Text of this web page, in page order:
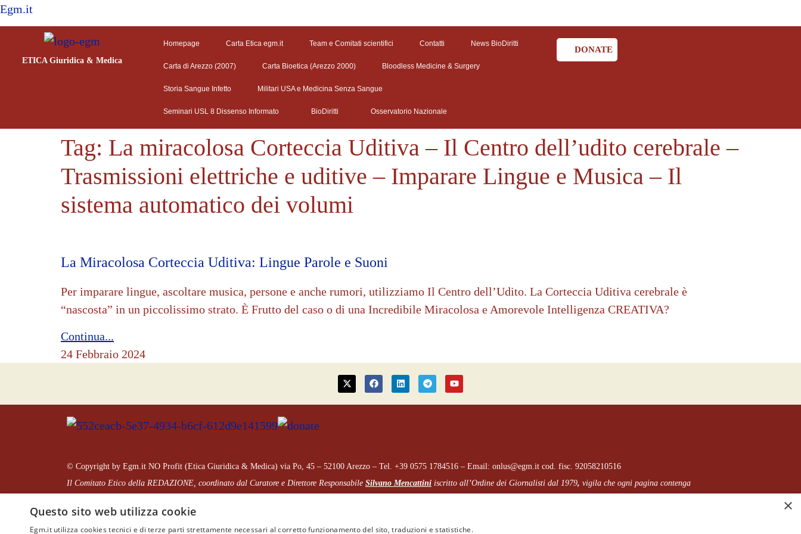
Egm.it
ETICA Giuridica & Medica
Homepage Carta Etica egm.it Team e Comitati scientifici Contatti News BioDiritti
Carta di Arezzo (2007) Carta Bioetica (Arezzo 2000) Bloodless Medicine & Surgery
Storia Sangue Infetto Militari USA e Medicina Senza Sangue
Seminari USL 8 Dissenso Informato BioDiritti Osservatorio Nazionale
DONATE
Tag: La miracolosa Corteccia Uditiva – Il Centro dell’udito cerebrale –
Trasmissioni elettriche e uditive – Imparare Lingue e Musica – Il
sistema automatico dei volumi
La Miracolosa Corteccia Uditiva: Lingue Parole e Suoni
Per imparare lingue, ascoltare musica, persone e anche rumori, utilizziamo Il Centro dell’Udito. La Corteccia Uditiva cerebrale è
“nascosta” in un piccolissimo strato. È Frutto del caso o di una Incredibile Miracolosa e Amorevole Intelligenza CREATIVA?
Continua...
24 Febbraio 2024
© Copyright by Egm.it NO Profit (Etica Giuridica & Medica) via Po, 45 – 52100 Arezzo – Tel. +39 0575 1784516 – Email: onlus@egm.it cod. fisc. 92058210516
Il Comitato Etico della REDAZIONE, coordinato dal Curatore e Direttore Responsabile Silvano Mencattini iscritto all’Ordine dei Giornalisti dal 1979, vigila che ogni pagina contenga
citare espressamente la fonte:www.egm.it
×
Questo sito web utilizza cookie
Egm.it utilizza cookies tecnici e di terze parti strettamente necessari al corretto funzionamento del sito, traduzioni e statistiche.